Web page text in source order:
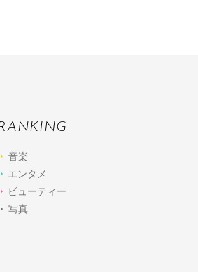
音楽
エンタメ
ビューティー
写真